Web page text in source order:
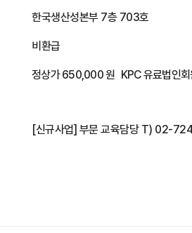
한국생산성본부 7층 703호
비환급
정상가 650,000 원 KPC 유료법인
[신규사업] 부문 교육담당 T) 02-